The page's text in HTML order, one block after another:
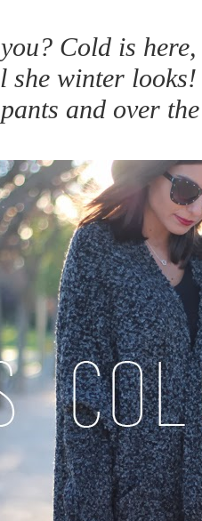
Cold is
she winter
and over